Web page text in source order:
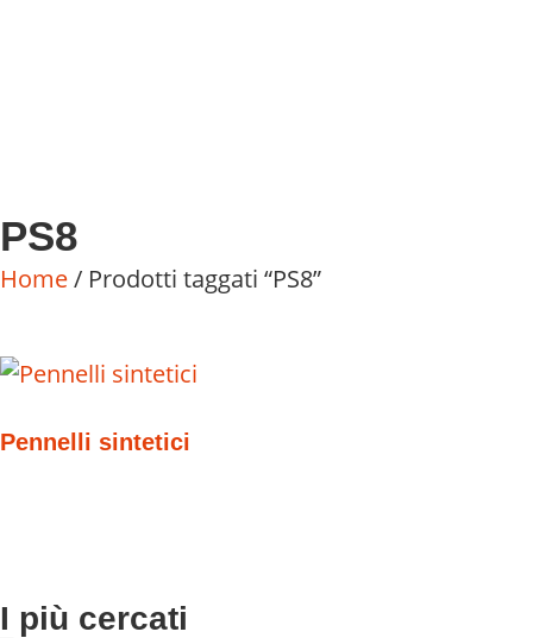
PS8
Home/ Prodotti taggati “PS8”
Pennelli sintetici
I più cercati